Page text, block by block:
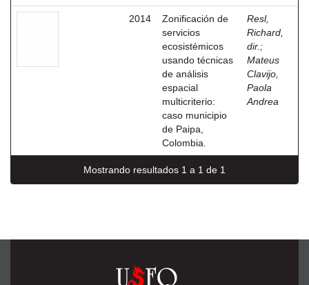
2014
Zonificación de
servicios
ecosistémicos
usando técnicas
de análisis
espacial
multicriterio:
caso municipio
de Paipa,
Colombia.
Resl,
Richard,
dir. ;
Mateus
Clavijo,
Paola
Andrea
Mostrando resultados 1 a 1 de 1